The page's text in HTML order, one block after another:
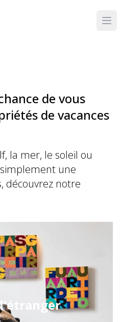
de vous
de vacances
la mer, le soleil ou
une
découvrez notre